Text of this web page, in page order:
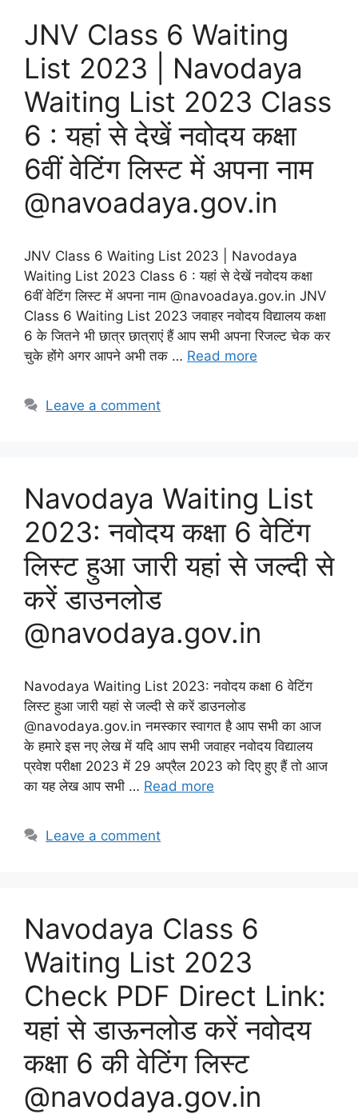
JNV Class 6 Waiting
List 2023 | Navodaya
Waiting List 2023 Class
6 : यहां से देखें नवोदय कक्षा
6वीं वेटिंग लिस्ट में अपना नाम
@navoadaya.gov.in
JNV Class 6 Waiting List 2023 | Navodaya
Waiting List 2023 Class 6 : यहां से देखें नवोदय कक्षा
6वीं वेटिंग लिस्ट में अपना नाम @navoadaya.gov.in JNV
Class 6 Waiting List 2023 जवाहर नवोदय विद्यालय कक्षा
6 के जितने भी छात्र छात्राएं हैं आप सभी अपना रिजल्ट चेक कर
चुके होंगे अगर आपने अभी तक … Read more
Leave a comment
Navodaya Waiting List
2023: नवोदय कक्षा 6 वेटिंग
लिस्ट हुआ जारी यहां से जल्दी से
करें डाउनलोड
@navodaya.gov.in
Navodaya Waiting List 2023: नवोदय कक्षा 6 वेटिंग
लिस्ट हुआ जारी यहां से जल्दी से करें डाउनलोड
@navodaya.gov.in नमस्कार स्वागत है आप सभी का आज
के हमारे इस नए लेख में यदि आप सभी जवाहर नवोदय विद्यालय
प्रवेश परीक्षा 2023 में 29 अप्रैल 2023 को दिए हुए हैं तो आज
का यह लेख आप सभी … Read more
Leave a comment
Navodaya Class 6
Waiting List 2023
Check PDF Direct Link:
यहां से डाऊनलोड करें नवोदय
कक्षा 6 की वेटिंग लिस्ट
@navodaya.gov.in